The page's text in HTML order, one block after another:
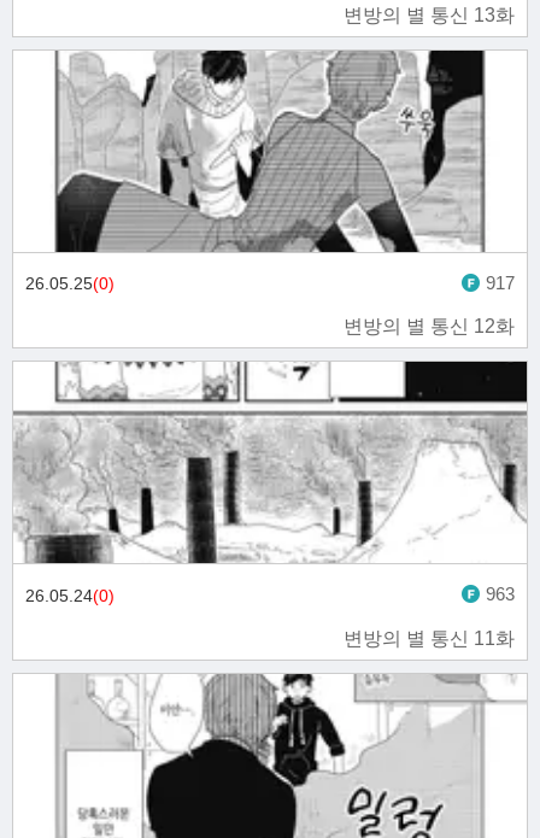
변방의 별 통신 13화
변방의 별 통신 12화
26.05.25(0) 917
변방의 별 통신 11화
26.05.24(0) 963